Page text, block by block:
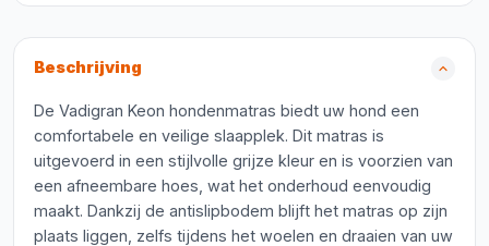
Beschrijving
De Vadigran Keon hondenmatras biedt uw hond een
comfortabele en veilige slaapplek. Dit matras is
uitgevoerd in een stijlvolle grijze kleur en is voorzien van
een afneembare hoes, wat het onderhoud eenvoudig
maakt. Dankzij de antislipbodem blijft het matras op zijn
plaats liggen, zelfs tijdens het woelen en draaien van uw